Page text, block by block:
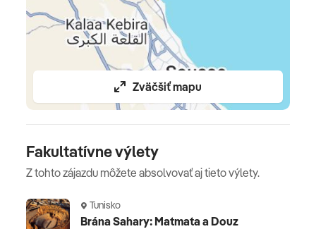
Planet Fun podľa obdobia, servisné poplatky (letiskové
poplatky, bezpečnostná taxa, iné poplatky súvisiace s
vykonaním leteckej dopravy a transfery)
Celková cena nezahŕňa
cestovné poistenie - viac informácii dostanete vo vašej
CK
Oficiálne hodnotenie
Zväčšiť mapu
Fakultatívne výlety
Z tohto zájazdu môžete absolvovať aj tieto výlety.
Tunisko
Brána Sahary: Matmata a Douz